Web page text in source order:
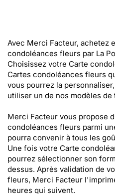
Avec Merci Facteur, achetez
condoléances fleurs par La
Choisissez votre Carte
Cartes condoléances fleurs
vous pourrez la
utiliser un de nos modèles
Merci Facteur vous propose
condoléances fleurs parmi
pourra convenir à tous les
Une fois votre Carte
pourrez sélectionner son
dessus. Après validation de
fleurs, Merci Facteur
heures qui suivent.